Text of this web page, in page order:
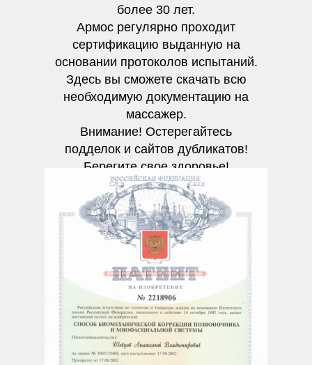
более 30 лет.
Армос регулярно проходит
сертификацию выданную на
основании протоколов испытаний.
Здесь вы сможете скачать всю
необходимую документацию на
массажер.
Внимание! Остерегайтесь
подделок и сайтов дубликатов!
Берегите свое здоровье!